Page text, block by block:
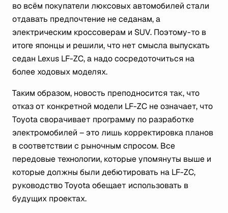
во всём покупатели люксовых автомобилей стали
отдавать предпочтение не седанам, а
электрическим кроссоверам и SUV. Поэтому-то в
итоге японцы и решили, что нет смысла выпускать
седан Lexus LF-ZC, а надо сосредоточиться на
более ходовых моделях.
Таким образом, новость преподносится так, что
отказ от конкретной модели LF-ZC не означает, что
Toyota сворачивает программу по разработке
электромобилей – это лишь корректировка планов
в соответствии с рыночным спросом. Все
передовые технологии, которые упомянуты выше и
которые должны были дебютировать на LF-ZC,
руководство Toyota обещает использовать в
будущих проектах.